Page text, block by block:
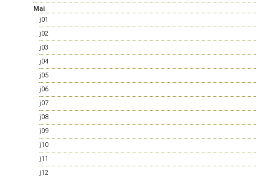
Mai
j01
j02
j03
j04
j05
j06
j07
j08
j09
j10
j11
j12